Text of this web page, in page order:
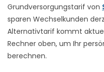
Grundversorgungstarif von
sparen Wechselkunden
Alternativtarif kommt
Rechner oben, um Ihr
berechnen.